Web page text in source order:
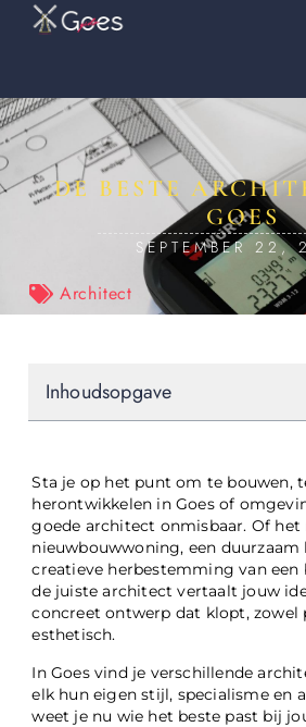
DE BESTE
GOES
SEPTEMBER 22,
Architect
Sta je op het punt om te bouwen,
herontwikkelen in Goes of
goede architect onmisbaar. Of het
nieuwbouwwoning, een duurzaam
creatieve herbestemming van
de juiste architect vertaalt jouw
concreet ontwerp dat klopt, zowel
esthetisch.
In Goes vind je verschillende
elk hun eigen stijl, specialisme en
weet je nu wie het beste past bij
Inhoudsopgave